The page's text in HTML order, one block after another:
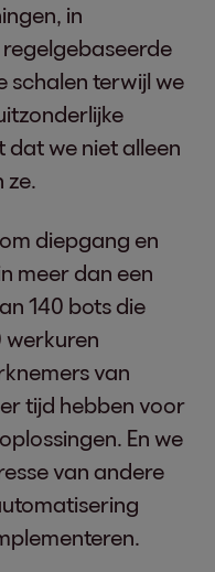
in
schalen terwijl we
dat we niet alleen
ze.
diepgang en
meer dan een
140 bots die
werkuren
van
tijd hebben voor
En we
van andere